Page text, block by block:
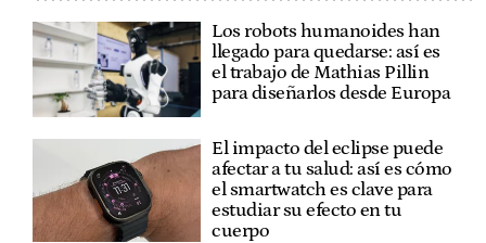
Los robots humanoides han
llegado para quedarse: así es
el trabajo de Mathias Pillin
para diseñarlos desde Europa
El impacto del eclipse puede
afectar a tu salud: así es cómo
el smartwatch es clave para
estudiar su efecto en tu
cuerpo